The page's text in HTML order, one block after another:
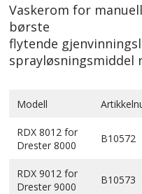
Vaskerom for
børste
flytende
sprayløsningsmiddel
Modell
RDX 8012 for
Drester 8000
B10572
RDX 9012 for
Drester 9000
B10573